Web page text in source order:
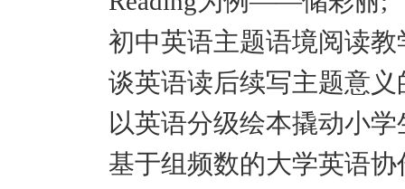
初中英语主题语境阅读
谈英语读后续写主题意
以英语分级绘本撬动小
基于组频数的大学英语